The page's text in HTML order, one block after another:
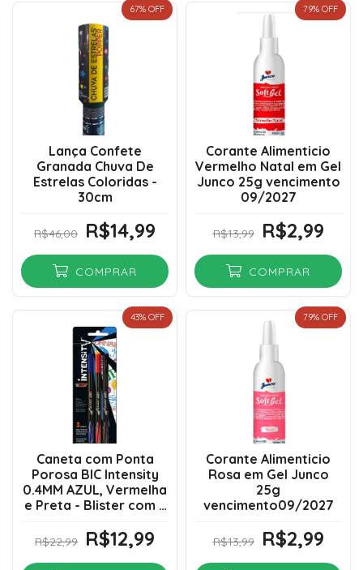
67% OFF
Lança Confete
Granada Chuva De
Estrelas Coloridas -
30cm
R$46,00 R$14,99
COMPRAR
79% OFF
Corante Alimenticio
Vermelho Natal em Gel
Junco 25g vencimento
09/2027
R$13,99 R$2,99
COMPRAR
43% OFF
Caneta com Ponta
Porosa BIC Intensity
0.4MM AZUL, Vermelha
e Preta - Blister com 3
R$22,99 R$12,99
79% OFF
Corante Alimenticio
Rosa em Gel Junco
25g
vencimento09/2027
R$13,99 R$2,99